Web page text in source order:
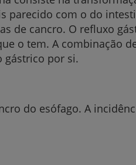
da
parecido com o do
de cancro. O refluxo
o tem. A combinação
gástrico por si.
do esófago. A